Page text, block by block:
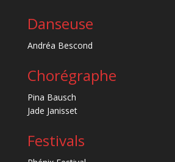
Danseuse
Andréa Bescond
Chorégraphe
Pina Bausch
Jade Janisset
Festivals